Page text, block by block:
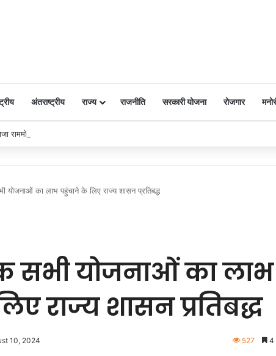
अंतराष्ट्रीय राज्य राजनीति सरकारी योजना रोजगार
राममोहन राय की जयंती पर किया नमन
योजनाओं का लाभ पहुंचाने के लिए राज्य शासन प्रतिबद्ध
सभी योजनाओं का लाभ
राज्य शासन प्रतिबद्ध
10, 2024 527 4